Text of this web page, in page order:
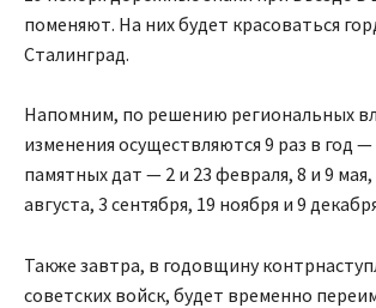
поменяют. На них будет красоваться
Сталинград.
Напомним, по решению региональных
изменения осуществляются 9 раз в год
памятных дат — 2 и 23 февраля, 8 и 9
августа, 3 сентября, 19 ноября и 9
Также завтра, в годовщину
советских войск, будет временно